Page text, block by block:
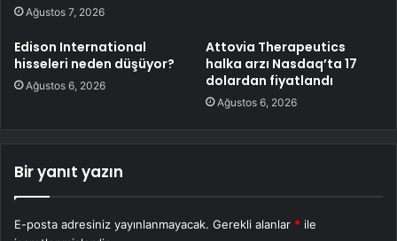
Ağustos 7, 2026
Edison International
hisseleri neden düşüyor?
Ağustos 6, 2026
Attovia Therapeutics
halka arzı Nasdaq’ta 17
dolardan fiyatlandı
Ağustos 6, 2026
Bir yanıt yazın
E-posta adresiniz yayınlanmayacak. Gerekli alanlar * ile